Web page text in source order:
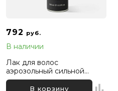
792 руб.
В наличии
Лак для волос
аэрозольный сильной
фиксации Kapous
Professional, 500 мл
В корзину